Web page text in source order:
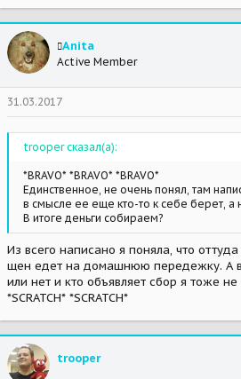
Anita
Active Member
31.03.2017
trooper сказал(а):
*BRAVO* *BRAVO* *BRAVO*
Единственное, не очень понял, там
в смысле ее еще кто-то к себе берет, а
В итоге деньги собираем?
Из всего написано я поняла, что
щен едет на домашнюю передежку. А
или нет и кто объявляет сбор я тоже не
*SCRATCH* *SCRATCH*
trooper